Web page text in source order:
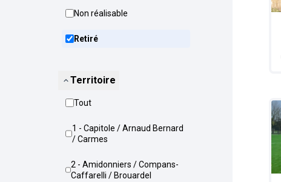
Non réalisable
Retiré
Territoire
Tout
1 - Capitole / Arnaud Bernard
/ Carmes
2 - Amidonniers / Compans-
Caffarelli / Brouardel